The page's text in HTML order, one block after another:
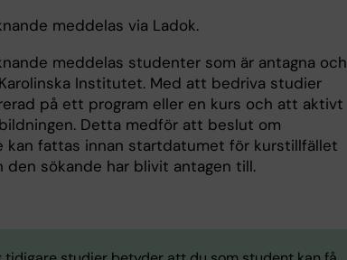
meddelas via Ladok.
meddelas studenter som är antagna och
Institutet. Med att bedriva studier
på ett program eller en kurs och att aktivt
Detta medför att beslut om
kan fattas innan startdatumet för kurstillfället
sökande har blivit antagen till.